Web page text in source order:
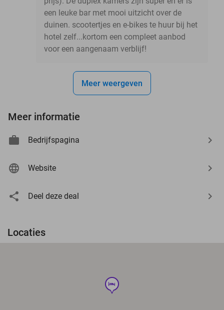
een leuke bar met mooi uitzicht over de
duinen. scootertjes en e-bikes te huur bij het
hotel zelf...kortom een compleet aanbod
voor een aangenaam verblijf!
Meer weergeven
Meer informatie
Bedrijfspagina
Website
Deel deze deal
Locaties
hotel